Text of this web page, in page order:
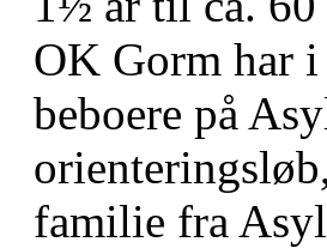
OK Gorm har
beboere på
familie fra